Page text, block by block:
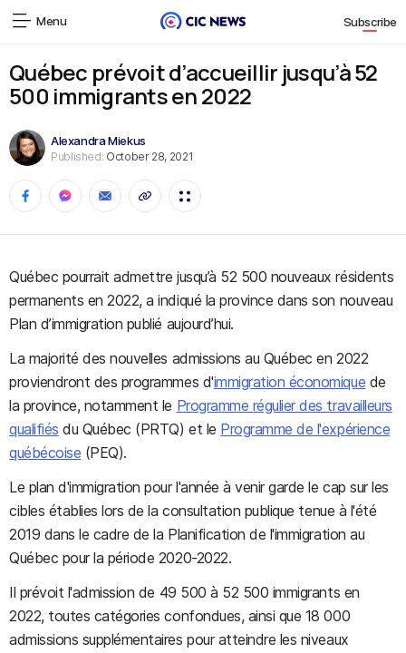
Menu Subscribe
Québec prévoit d’accueillir jusqu’à 52
500 immigrants en 2022
Alexandra Miekus
Published: October 28, 2021
Québec pourrait admettre jusqu’à 52 500 nouveaux résidents
permanents en 2022, a indiqué la province dans son nouveau
Plan d’immigration publié aujourd’hui.
La majorité des nouvelles admissions au Québec en 2022
proviendront des programmes d'immigration économique de
la province, notamment le Programme régulier des travailleurs
qualifiés du Québec (PRTQ) et le Programme de l'expérience
québécoise (PEQ).
Le plan d'immigration pour l'année à venir garde le cap sur les
cibles établies lors de la consultation publique tenue à l'été
2019 dans le cadre de la Planification de l'immigration au
Québec pour la période 2020-2022.
Il prévoit l'admission de 49 500 à 52 500 immigrants en
2022, toutes catégories confondues, ainsi que 18 000
admissions supplémentaires pour atteindre les niveaux